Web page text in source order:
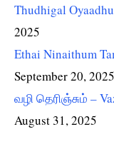
Thudhigal
2025
Ethai Ninaithum
September 20, 2025
வழி தெரிஞ்சும் –
August 31, 2025